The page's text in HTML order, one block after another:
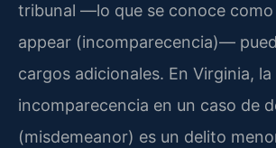
tribunal —lo que se conoce
appear (incomparecencia)—
cargos adicionales. En Virginia, la
incomparecencia en un caso de
(misdemeanor) es un delito